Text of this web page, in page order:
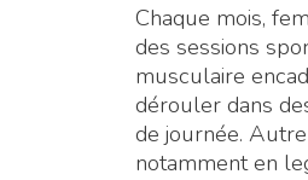
Chaque mois,
des sessions
musculaire
dérouler dans
de journée.
notamment en